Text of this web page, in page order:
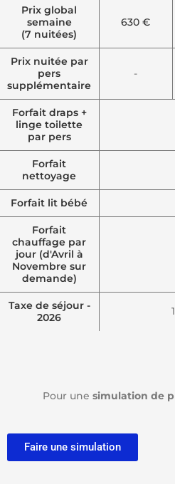
Prix global
semaine
(7 nuitées)
630 €
Prix nuitée par
pers
supplémentaire
-
Forfait draps +
linge toilette
par pers
Forfait
nettoyage
Forfait lit bébé
Forfait
chauffage par
jour (d'Avril à
Novembre sur
demande)
Taxe de séjour -
2026
Pour une simulation de
Faire une simulation